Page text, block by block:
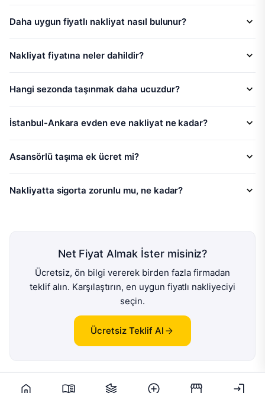
Daha uygun fiyatlı nakliyat nasıl bulunur?
Nakliyat fiyatına neler dahildir?
Hangi sezonda taşınmak daha ucuzdur?
İstanbul-Ankara evden eve nakliyat ne kadar?
Asansörlü taşıma ek ücret mi?
Nakliyatta sigorta zorunlu mu, ne kadar?
Net Fiyat Almak İster misiniz?
Ücretsiz, ön bilgi vererek birden fazla firmadan
teklif alın. Karşılaştırın, en uygun fiyatlı nakliyeciyi
seçin.
Ücretsiz Teklif Al